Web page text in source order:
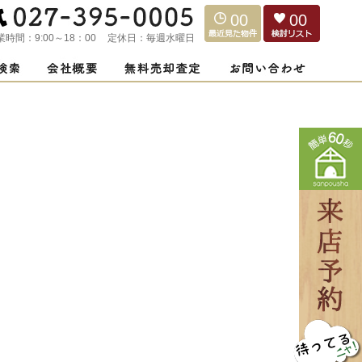
時間： 9:00～18：00 定休日： 毎週水曜日
00 00